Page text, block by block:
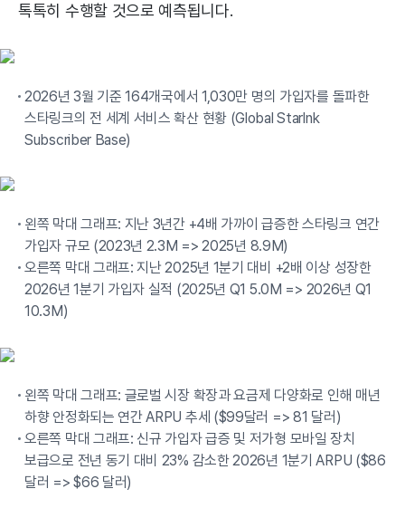
톡톡히 수행할 것으로 예측됩니다.
2026년 3월 기준 164개국에서 1,030만 명의 가입자를 돌파한
스타링크의 전 세계 서비스 확산 현황 (Global Starlnk
Subscriber Base)
왼쪽 막대 그래프: 지난 3년간 +4배 가까이 급증한 스타링크 연간
가입자 규모 (2023년 2.3M => 2025년 8.9M)
오른쪽 막대 그래프: 지난 2025년 1분기 대비 +2배 이상 성장한
2026년 1분기 가입자 실적 (2025년 Q1 5.0M => 2026년 Q1
10.3M)
왼쪽 막대 그래프: 글로벌 시장 확장과 요금제 다양화로 인해 매년
하향 안정화되는 연간 ARPU 추세 ($99달러 => 81 달러)
오른쪽 막대 그래프: 신규 가입자 급증 및 저가형 모바일 장치
보급으로 전년 동기 대비 23% 감소한 2026년 1분기 ARPU ($86
달러 => $66 달러)